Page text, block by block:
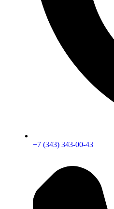
+7 (343) 343-00-43